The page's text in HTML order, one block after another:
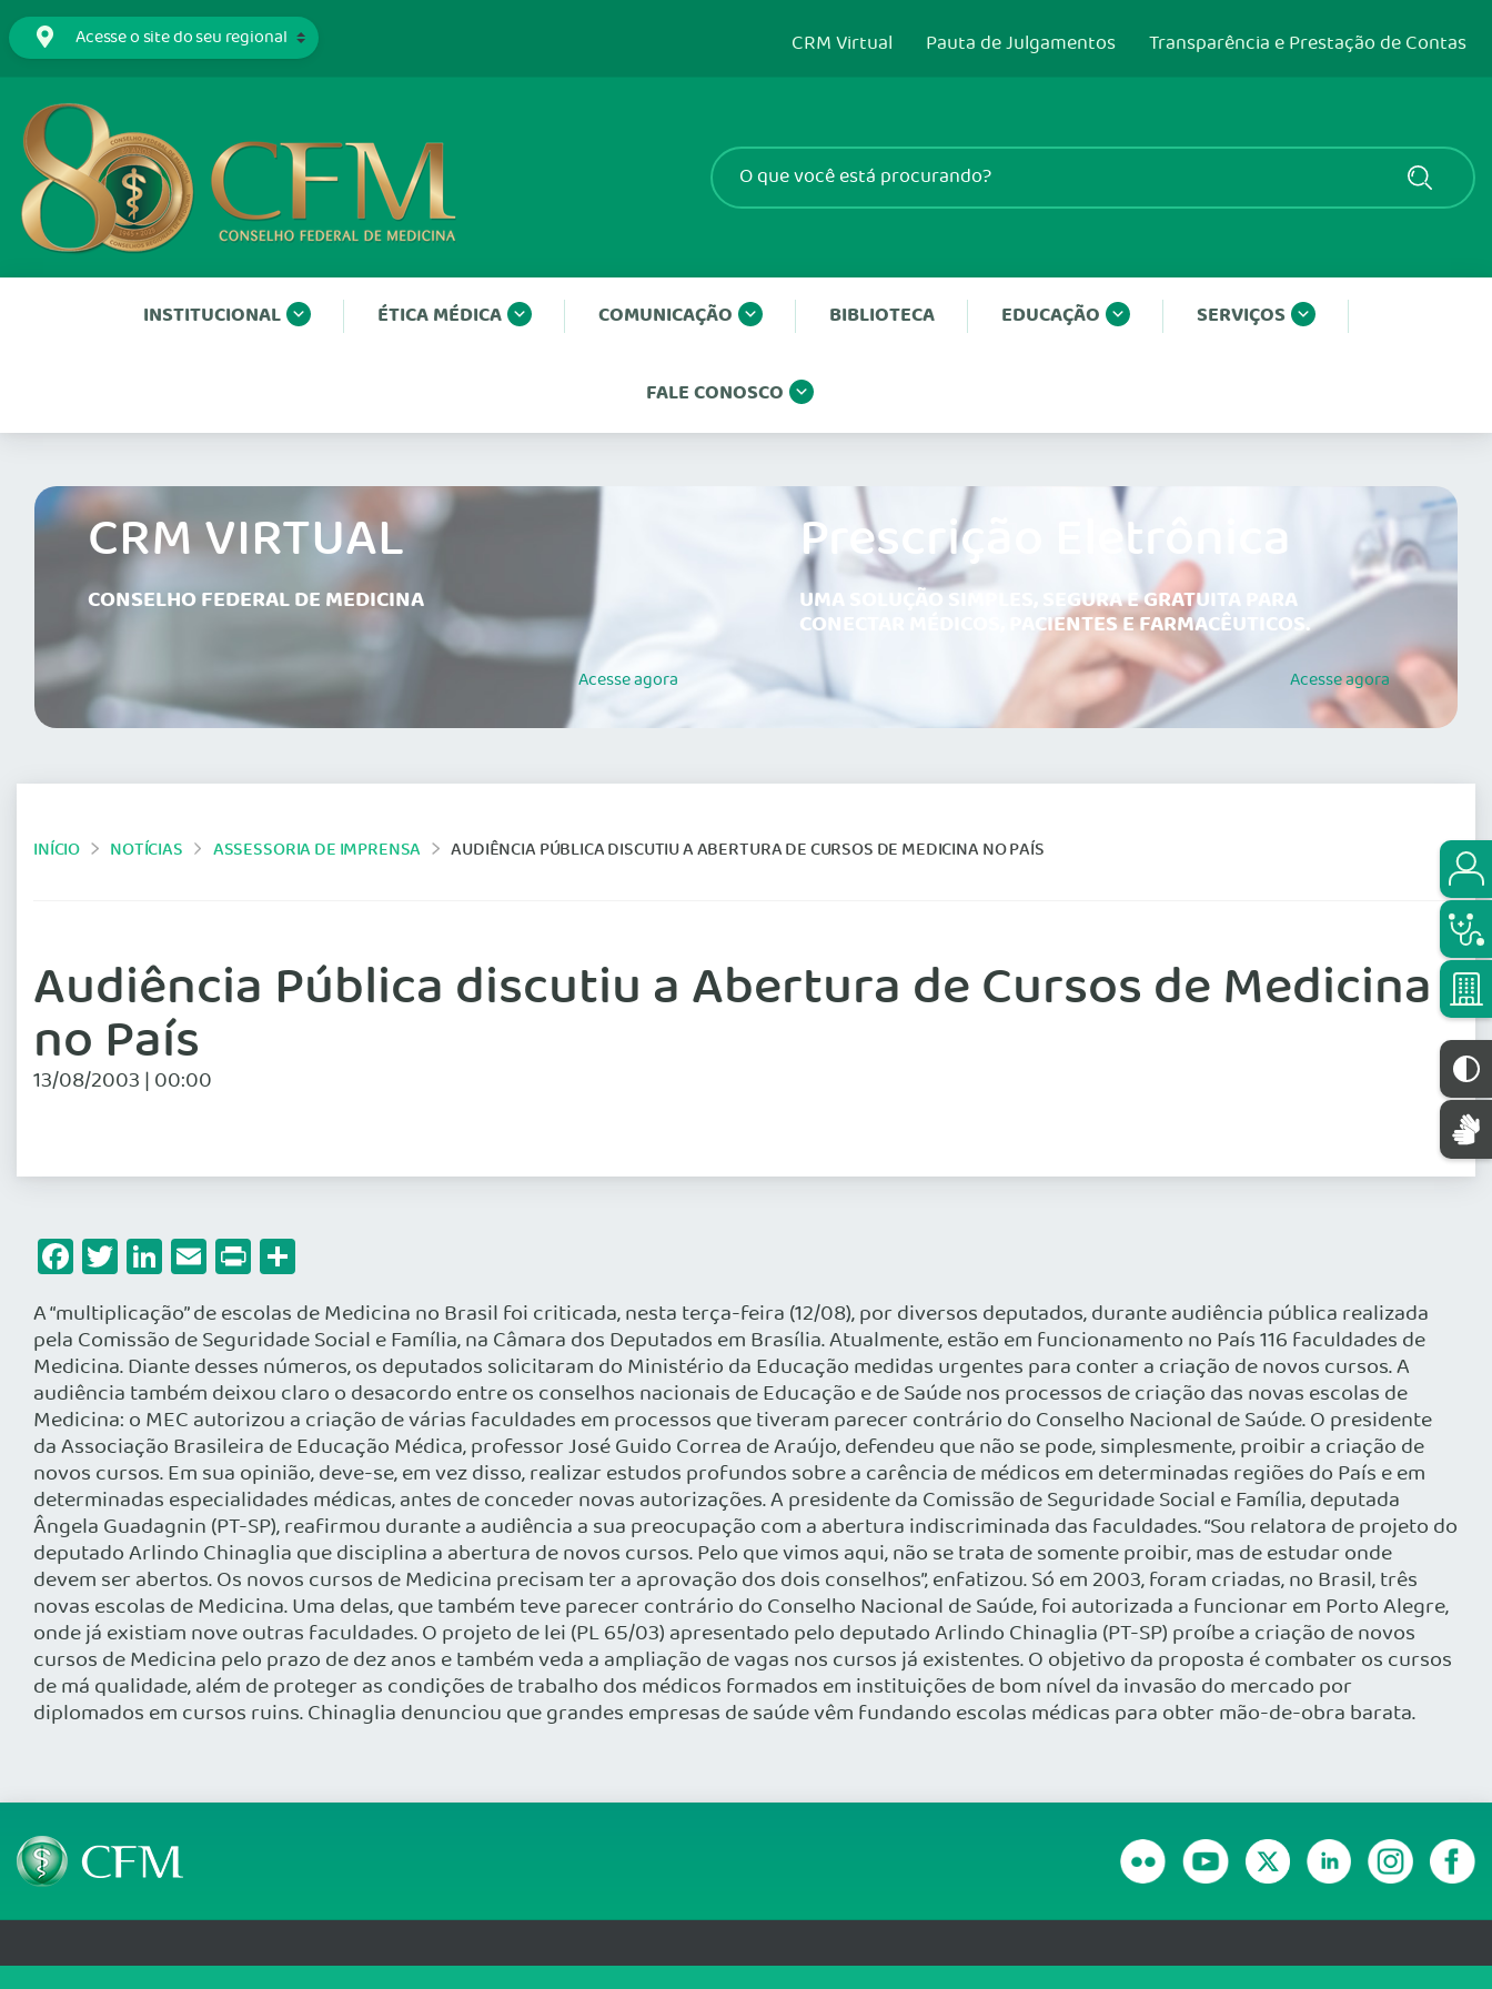
CRM Virtual Pauta de Julgamentos Transparência e Prestação de Contas
INSTITUCIONAL ÉTICA MÉDICA COMUNICAÇÃO BIBLIOTECA EDUCAÇÃO SERVIÇOS
FALE CONOSCO
CRM VIRTUAL
CONSELHO FEDERAL DE MEDICINA
Acesseagora
Prescrição Eletrônica
UMA SOLUÇÃO SIMPLES, SEGURA E GRATUITA PARA
CONECTAR MÉDICOS, PACIENTES E FARMACÊUTICOS.
Acesseagora
INÍCIO NOTÍCIAS ASSESSORIA DE IMPRENSA AUDIÊNCIA PÚBLICA DISCUTIU A ABERTURA DE CURSOS DE MEDICINA NO PAÍS
Audiência Pública discutiu a Abertura de Cursos de Medicina
no País
13/08/2003 | 00:00
Facebook
Twitter
LinkedIn
Email
Print
A “multiplicação” de escolas de Medicina no Brasil foi criticada, nesta terça-feira (12/08), por diversos deputados, durante audiência pública realizada
pela Comissão de Seguridade Social e Família, na Câmara dos Deputados em Brasília. Atualmente, estão em funcionamento no País 116 faculdades de
Medicina. Diante desses números, os deputados solicitaram do Ministério da Educação medidas urgentes para conter a criação de novos cursos. A
audiência também deixou claro o desacordo entre os conselhos nacionais de Educação e de Saúde nos processos de criação das novas escolas de
Medicina: o MEC autorizou a criação de várias faculdades em processos que tiveram parecer contrário do Conselho Nacional de Saúde. O presidente
da Associação Brasileira de Educação Médica, professor José Guido Correa de Araújo, defendeu que não se pode, simplesmente, proibir a criação de
novos cursos. Em sua opinião, deve-se, em vez disso, realizar estudos profundos sobre a carência de médicos em determinadas regiões do País e em
determinadas especialidades médicas, antes de conceder novas autorizações. A presidente da Comissão de Seguridade Social e Família, deputada
Ângela Guadagnin (PT-SP), reafirmou durante a audiência a sua preocupação com a abertura indiscriminada das faculdades. “Sou relatora de projeto do
deputado Arlindo Chinaglia que disciplina a abertura de novos cursos. Pelo que vimos aqui, não se trata de somente proibir, mas de estudar onde
devem ser abertos. Os novos cursos de Medicina precisam ter a aprovação dos dois conselhos”, enfatizou. Só em 2003, foram criadas, no Brasil, três
novas escolas de Medicina. Uma delas, que também teve parecer contrário do Conselho Nacional de Saúde, foi autorizada a funcionar em Porto Alegre,
onde já existiam nove outras faculdades. O projeto de lei (PL 65/03) apresentado pelo deputado Arlindo Chinaglia (PT-SP) proíbe a criação de novos
cursos de Medicina pelo prazo de dez anos e também veda a ampliação de vagas nos cursos já existentes. O objetivo da proposta é combater os cursos
de má qualidade, além de proteger as condições de trabalho dos médicos formados em instituições de bom nível da invasão do mercado por
diplomados em cursos ruins. Chinaglia denunciou que grandes empresas de saúde vêm fundando escolas médicas para obter mão-de-obra barata.